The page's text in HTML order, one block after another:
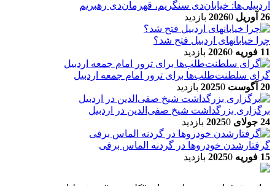
اردبیلی‌ها: خیابان‌دی سنگریم، قهرمان‌دی رهبریم
26 آوریل 2026
0 بازدید
چرا خیابانهای اردبیل فتح شد؟
11 فوریه 2026
0 بازدید
گرای سلطنت‌طلب‌ها برای ترور امام جمعه اردبیل
20 آگوست 2025
0 بازدید
برگزاری بزرگداشت شیخ صفی‌الدین در اردبیل
24 جولای 2025
0 بازدید
گرفتارشدن خودروها در گردنه الماس برفی
15 فوریه 2025
0 بازدید